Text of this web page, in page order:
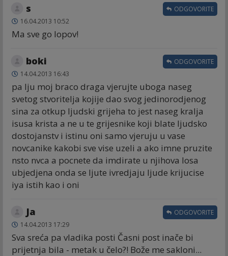
s
16.04.2013 10:52
Ma sve go lopov!
ODGOVORITE
boki
14.04.2013 16:43
pa lju moj braco draga vjerujte uboga naseg
svetog stvoritelja kojije dao svog jedinorodjenog
sina za otkup ljudski grijeha to jest naseg kralja
isusa krista a ne u te grijesnike koji blate ljudsko
dostojanstv i istinu oni samo vjeruju u vase
novcanike kakobi sve vise uzeli a ako imne pruzite
nsto nvca a pocnete da imdirate u njihova losa
ubjedjena onda se ljute ivredjaju ljude krijucise
iya istih kao i oni
ODGOVORITE
Ja
14.04.2013 17:29
Sva sreća pa vladika posti Časni post inače bi
prijetnja bila - metak u čelo?! Bože me sakloni...
ODGOVORITE